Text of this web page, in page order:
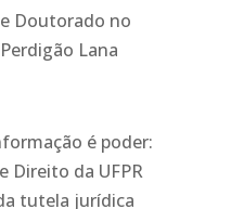
Doutorado no
Lana
é poder:
Direito da UFPR
tutela jurídica